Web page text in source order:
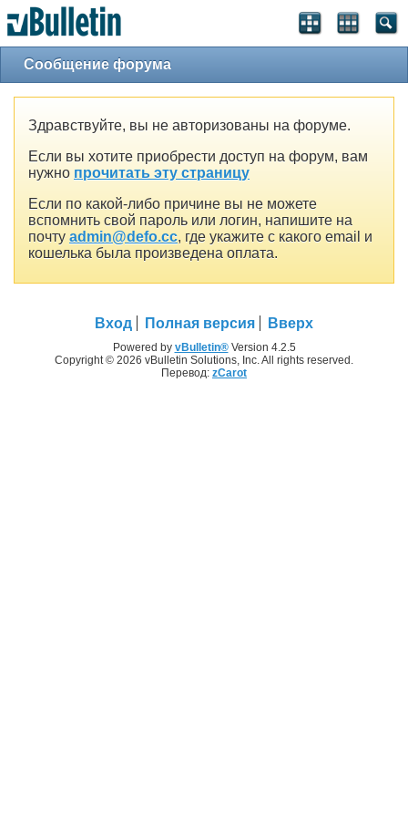
Сообщение форума
Здравствуйте, вы не авторизованы на форуме.
Если вы хотите приобрести доступ на форум, вам
нужно прочитать эту страницу
Если по какой-либо причине вы не можете
вспомнить свой пароль или логин, напишите на
почту admin@defo.cc, где укажите с какого email и
кошелька была произведена оплата.
Вход Полная версия Вверх
Powered by vBulletin®Version 4.2.5
Copyright © 2026 vBulletin Solutions, Inc. All rights reserved.
Перевод: zCarot